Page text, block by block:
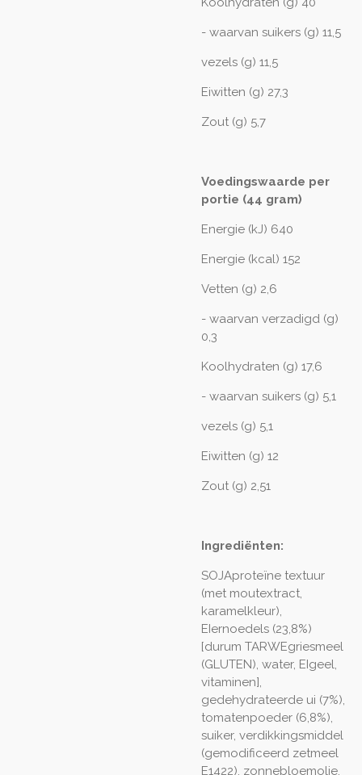
- waarvan suikers (g) 11,5
vezels (g) 11,5
Eiwitten (g) 27,3
Zout (g) 5,7
Voedingswaarde per
portie (44 gram)
Energie (kJ) 640
Energie (kcal) 152
Vetten (g) 2,6
- waarvan verzadigd (g)
0,3
Koolhydraten (g) 17,6
- waarvan suikers (g) 5,1
vezels (g) 5,1
Eiwitten (g) 12
Zout (g) 2,51
Ingrediënten:
SOJAproteïne textuur
(met moutextract,
karamelkleur),
EIernoedels (23,8%)
[durum TARWEgriesmeel
(GLUTEN), water, EIgeel,
vitaminen],
gedehydrateerde ui (7%),
tomatenpoeder (6,8%),
suiker, verdikkingsmiddel
(gemodificeerd zetmeel
E1422), zonnebloemolie,